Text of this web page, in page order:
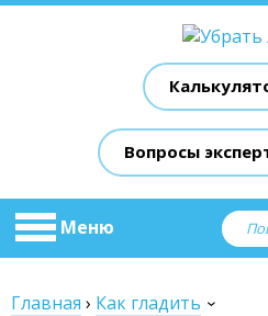
Вопросы
Меню
Главная › Как гладить